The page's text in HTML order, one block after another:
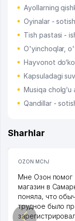
Ayollarning
Oyinalar -
Tish pastasi -
O'yinchoqlar,
Hayvonot
Kapsuladagi
Musiqa cholg‘u
Qandillar -
Sharhlar
OZON MChJ
Мне Озон помог
магазин в
поняла, что
трудное было